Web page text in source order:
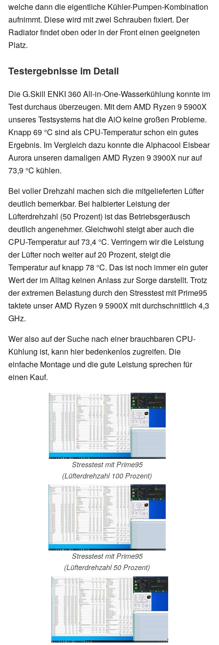
welche dann die eigentliche Kühler-Pumpen-Kombination
aufnimmt. Diese wird mit zwei Schrauben fixiert. Der
Radiator findet oben oder in der Front einen geeigneten
Platz.
Testergebnisse im Detail
Die G.Skill ENKI 360 All-in-One-Wasserkühlung konnte im
Test durchaus überzeugen. Mit dem AMD Ryzen 9 5900X
unseres Testsystems hat die AiO keine großen Probleme.
Knapp 69 °C sind als CPU-Temperatur schon ein gutes
Ergebnis. Im Vergleich dazu konnte die Alphacool Eisbear
Aurora unseren damaligen AMD Ryzen 9 3900X nur auf
73,9 °C kühlen.
Bei voller Drehzahl machen sich die mitgelieferten Lüfter
deutlich bemerkbar. Bei halbierter Leistung der
Lüfterdrehzahl (50 Prozent) ist das Betriebsgeräusch
deutlich angenehmer. Gleichwohl steigt aber auch die
CPU-Temperatur auf 73,4 °C. Verringern wir die Leistung
der Lüfter noch weiter auf 20 Prozent, steigt die
Temperatur auf knapp 78 °C. Das ist noch immer ein guter
Wert der im Alltag keinen Anlass zur Sorge darstellt. Trotz
der extremen Belastung durch den Stresstest mit Prime95
taktete unser AMD Ryzen 9 5900X mit durchschnittlich 4,3
GHz.
Wer also auf der Suche nach einer brauchbaren CPU-
Kühlung ist, kann hier bedenkenlos zugreifen. Die
einfache Montage und die gute Leistung sprechen für
einen Kauf.
Stresstest mit Prime95
(Lüfterdrehzahl 100 Prozent)
Stresstest mit Prime95
(Lüfterdrehzahl 50 Prozent)